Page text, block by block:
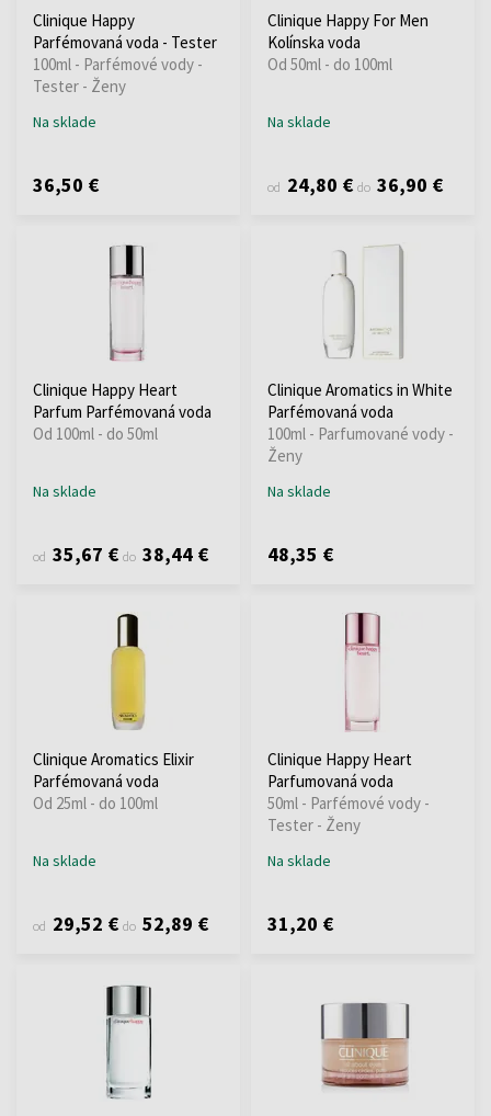
Clinique Happy
Parfémovaná voda - Tester
100ml - Parfémové vody -
Tester - Ženy
Na sklade
36,50 €
Clinique Happy For Men
Kolínska voda
Od 50ml - do 100ml
Na sklade
od 24,80 € do 36,90 €
Clinique Happy Heart
Parfum Parfémovaná voda
Od 100ml - do 50ml
Na sklade
od 35,67 € do 38,44 €
Clinique Aromatics in White
Parfémovaná voda
100ml - Parfumované vody -
Ženy
Na sklade
48,35 €
Clinique Aromatics Elixir
Parfémovaná voda
Od 25ml - do 100ml
Na sklade
od 29,52 € do 52,89 €
Clinique Happy Heart
Parfumovaná voda
50ml - Parfémové vody -
Tester - Ženy
Na sklade
31,20 €